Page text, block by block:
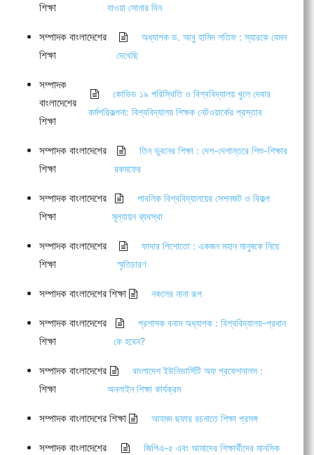
শিক্ষা
যাওয়া সোনার দিন
সম্পাদক বাংলাদেশের
শিক্ষা
অধ্যাপক ড. আবু হামিদ লতিফ : স্যারকে যেমন
দেখেছি
সম্পাদক
বাংলাদেশের
শিক্ষা
কোভিড ১৯ পরিস্থিতি ও বিশ্ববিদ্যালয় খুলে দেবার
কর্মপরিকল্পনা: বিশ্ববিদ্যালয় শিক্ষক নেটওয়ার্কের প্রস্তাব
সম্পাদক বাংলাদেশের
শিক্ষা
তিন ভুবনের শিক্ষা : দেশ-দেশান্তরে শিশু-শিক্ষার
রকমফের
সম্পাদক বাংলাদেশের
শিক্ষা
পাবলিক বিশ্ববিদ্যালয়ের সেশনজট ও বিকল্প
মূল্যায়ন ব্যবস্থা
সম্পাদক বাংলাদেশের
শিক্ষা
ফাদার পিশোতো : একজন মহান মানুষকে নিয়ে
স্মৃতিচারণ
সম্পাদক বাংলাদেশের শিক্ষা নকলের নানা রূপ
সম্পাদক বাংলাদেশের
শিক্ষা
প্রশাসক বনাম অধ্যাপক : বিশ্ববিদ্যালয়-প্রধান
কে হবেন?
সম্পাদক বাংলাদেশের
শিক্ষা
বাংলাদেশ ইউনিভার্সিটি অফ প্রফেশনালস :
অনলাইন শিক্ষা কার্যক্রম
সম্পাদক বাংলাদেশের শিক্ষা আহমদ ছফার রচনাতে শিক্ষা প্রসঙ্গ
সম্পাদক বাংলাদেশের
জিপিএ-৫ এবং আমাদের শিক্ষার্থীদের মানসিক